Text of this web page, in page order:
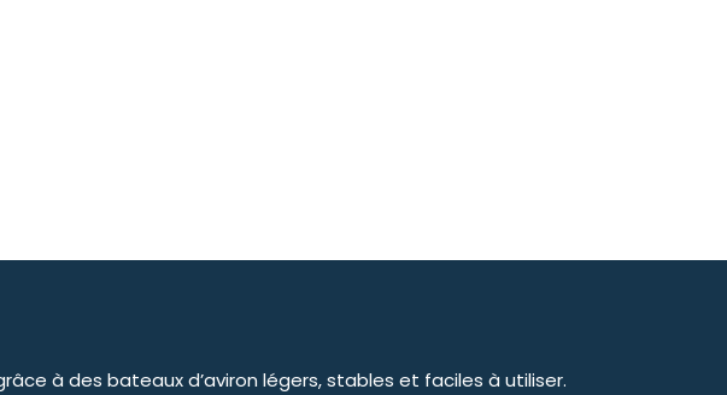
à des bateaux d’aviron légers, stables et faciles à utiliser.